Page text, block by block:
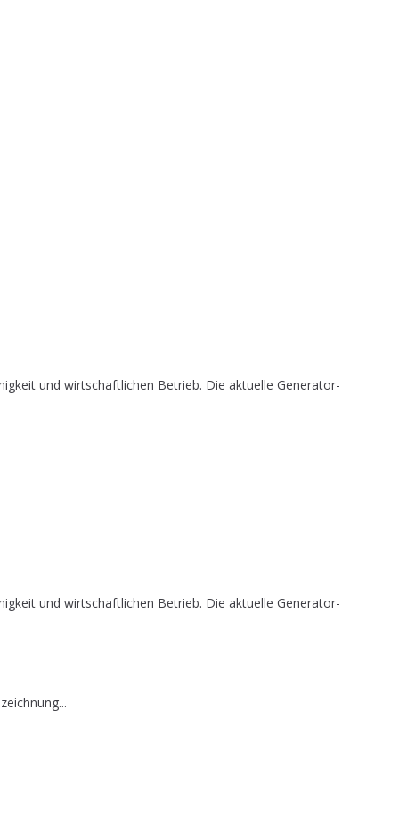
und wirtschaftlichen Betrieb. Die aktuelle Generator-
und wirtschaftlichen Betrieb. Die aktuelle Generator-